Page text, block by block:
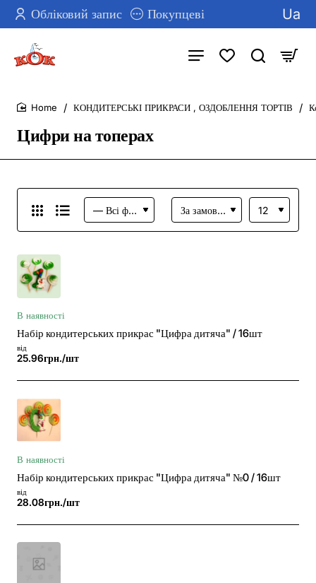
Обліковий запис Покупцеві Ua
Цифри на топерах
КОНДИТЕРСЬКІ ПРИКРАСИ , ОЗДОБЛЕННЯ ТОРТІВ
В наявності
Набір кондитерських прикрас "Цифра дитяча" / 16шт
від
25.96грн./шт
В наявності
Набір кондитерських прикрас "Цифра дитяча" №0 / 16шт
від
28.08грн./шт